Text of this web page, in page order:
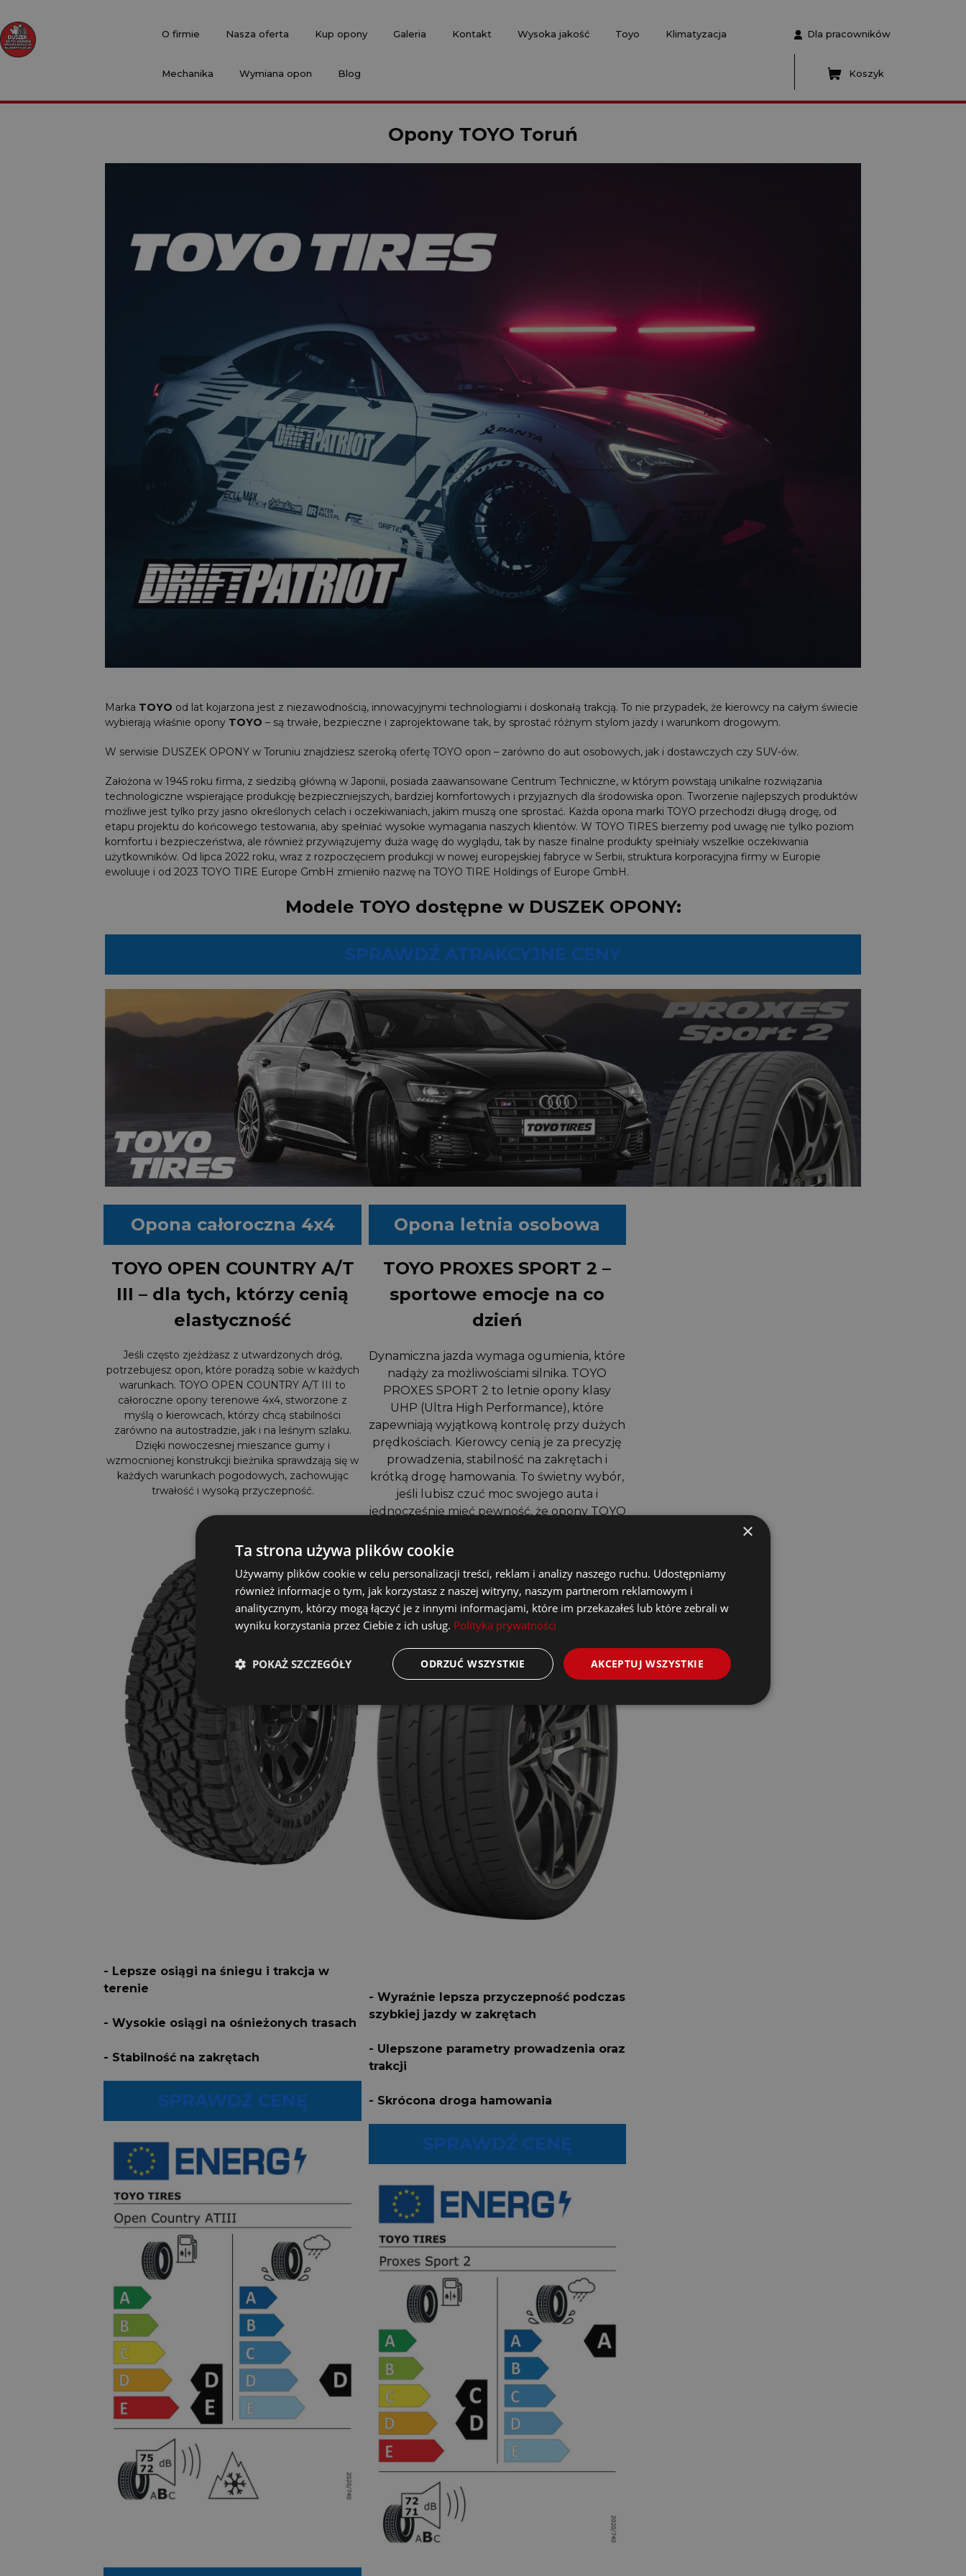
O firmie Nasza oferta Kup opony Galeria Kontakt Wysoka jakość Toyo Klimatyzacja
Mechanika Wymiana opon Blog
Dla pracowników
Koszyk
Opony TOYO Toruń
Marka TOYO od lat kojarzona jest z niezawodnością, innowacyjnymi technologiami i doskonałą trakcją. To nie przypadek, że kierowcy na całym świecie
wybierają właśnie opony TOYO – są trwałe, bezpieczne i zaprojektowane tak, by sprostać różnym stylom jazdy i warunkom drogowym.
W serwisie DUSZEK OPONY w Toruniu znajdziesz szeroką ofertę TOYO opon – zarówno do aut osobowych, jak i dostawczych czy SUV-ów.
Założona w 1945 roku firma, z siedzibą główną w Japonii, posiada zaawansowane Centrum Techniczne, w którym powstają unikalne rozwiązania
technologiczne wspierające produkcję bezpieczniejszych, bardziej komfortowych i przyjaznych dla środowiska opon. Tworzenie najlepszych produktów
możliwe jest tylko przy jasno określonych celach i oczekiwaniach, jakim muszą one sprostać. Każda opona marki TOYO przechodzi długą drogę, od
etapu projektu do końcowego testowania, aby spełniać wysokie wymagania naszych klientów. W TOYO TIRES bierzemy pod uwagę nie tylko poziom
komfortu i bezpieczeństwa, ale również przywiązujemy duża wagę do wyglądu, tak by nasze finalne produkty spełniały wszelkie oczekiwania
użytkowników. Od lipca 2022 roku, wraz z rozpoczęciem produkcji w nowej europejskiej fabryce w Serbii, struktura korporacyjna firmy w Europie
ewoluuje i od 2023 TOYO TIRE Europe GmbH zmieniło nazwę na TOYO TIRE Holdings of Europe GmbH.
Modele TOYO dostępne w DUSZEK OPONY:
SPRAWDŹ ATRAKCYJNE CENY
Opona całoroczna 4x4
TOYO OPEN COUNTRY A/T
III – dla tych, którzy cenią
elastyczność
Jeśli często zjeżdżasz z utwardzonych dróg,
potrzebujesz opon, które poradzą sobie w każdych
warunkach. TOYO OPEN COUNTRY A/T III to
całoroczne opony terenowe 4x4, stworzone z
myślą o kierowcach, którzy chcą stabilności
zarówno na autostradzie, jak i na leśnym szlaku.
Dzięki nowoczesnej mieszance gumy i
wzmocnionej konstrukcji bieżnika sprawdzają się w
każdych warunkach pogodowych, zachowując
trwałość i wysoką przyczepność.
- Lepsze osiągi na śniegu i trakcja w
terenie
- Wysokie osiągi na ośnieżonych trasach
- Stabilność na zakrętach
SPRAWDŹ CENĘ
Opona letnia osobowa
TOYO PROXES SPORT 2 –
sportowe emocje na co
dzień
Dynamiczna jazda wymaga ogumienia, które
nadąży za możliwościami silnika. TOYO
PROXES SPORT 2 to letnie opony klasy
UHP (Ultra High Performance), które
zapewniają wyjątkową kontrolę przy dużych
prędkościach. Kierowcy cenią je za precyzję
prowadzenia, stabilność na zakrętach i
krótką drogę hamowania. To świetny wybór,
jeśli lubisz czuć moc swojego auta i
jednocześnie mieć pewność, że opony TOYO
- Wyraźnie lepsza przyczepność podczas
szybkiej jazdy w zakrętach
- Ulepszone parametry prowadzenia oraz
trakcji
- Skrócona droga hamowania
SPRAWDŹ CENĘ
×
Ta strona używa plików cookie
Używamy plików cookie w celu personalizacji treści, reklam i analizy naszego ruchu. Udostępniamy
również informacje o tym, jak korzystasz z naszej witryny, naszym partnerom reklamowym i
analitycznym, którzy mogą łączyć je z innymi informacjami, które im przekazałeś lub które zebrali w
wyniku korzystania przez Ciebie z ich usług. Polityka prywatności
AKCEPTUJ WSZYSTKIE
ODRZUĆ WSZYSTKIE
POKAŻ SZCZEGÓŁY